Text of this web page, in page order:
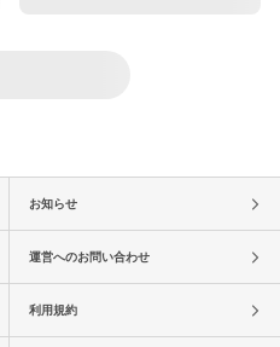
お知らせ
運営へのお問い合わせ
利用規約